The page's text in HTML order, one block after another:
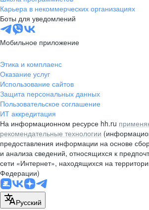
Минск
пр-т Дзержинского, д. 57,
10 этаж, помещение 45-1
pr@rabota.by
Алматы
пр. Абая, д. 151, БЦ Алатау,
12 этаж, офис 1209
+7 727 232-13-13
pr@headhunter.com.kz
Карьера в некоммерческих организациях
Боты для уведомлений
Мобильное приложение
Этика и комплаенс
Оказание услуг
Использование сайтов
Защита персональных данных
Пользовательское соглашение
ИТ аккредитация
На информационном ресурсе hh.ru
рекомендательные технологии
предоставления информации на основе
и анализа сведений, относящихся к
сети «Интернет», находящихся на
Федерации)
Русский